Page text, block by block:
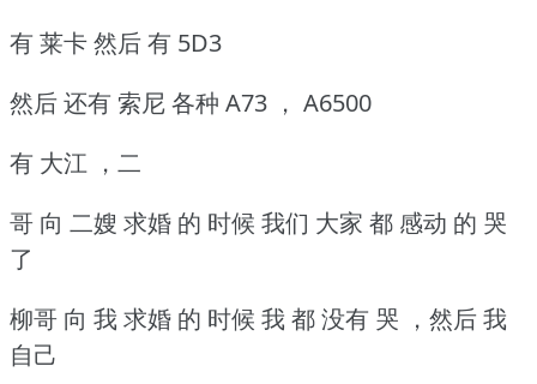
有 莱卡 然后 有 5D3
然后 还有 索尼 各种 A73 ， A6500
有 大江 ，二
哥 向 二嫂 求婚 的 时候 我们 大家 都 感动 的 哭
了
柳哥 向 我 求婚 的 时候 我 都 没有 哭 ，然后 我
自己